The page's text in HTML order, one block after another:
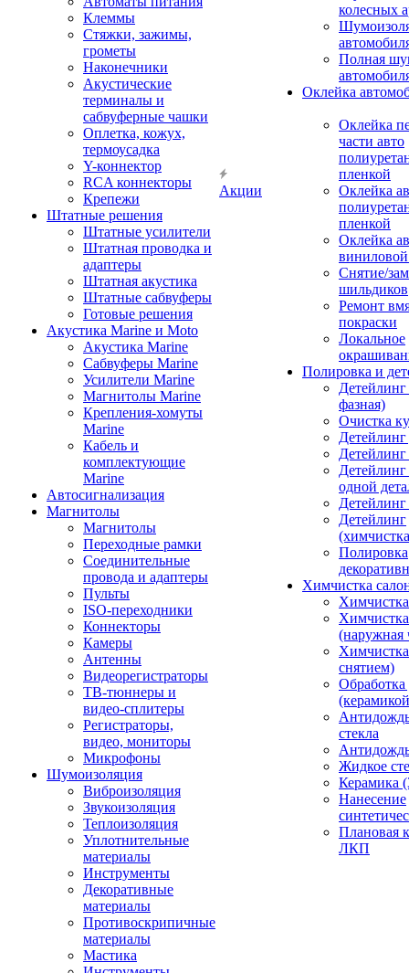
Клеммы
Стяжки, зажимы,
грометы
Наконечники
Акустические
терминалы и
сабвуферные чашки
Оплетка, кожух,
термоусадка
Y-коннектор
RCA коннекторы
Крепежи
Штатные решения
Штатные усилители
Штатная проводка и
адаптеры
Штатная акустика
Штатные сабвуферы
Готовые решения
Акустика Marine и Moto
Акустика Marine
Сабвуферы Marine
Усилители Marine
Магнитолы Marine
Крепления-хомуты
Marine
Кабель и
комплектующие
Marine
Автосигнализация
Магнитолы
Магнитолы
Переходные рамки
Соединительные
провода и адаптеры
Пульты
ISO-переходники
Коннекторы
Камеры
Антенны
Видеорегистраторы
ТВ-тюннеры и
видео-сплитеры
Регистраторы,
видео, мониторы
Микрофоны
Шумоизоляция
Виброизоляция
Звукоизоляция
Теплоизоляция
Уплотнительные
материалы
Инструменты
Декоративные
материалы
Противоскрипичные
материалы
Мастика
Акции
колесных
Полная
Оклейка
Оклейка
части авто
пленкой
Оклейка
пленкой
Оклейка
Снятие/
шильдиков
Ремонт
покраски
Локальное
Полировка и
фазная)
Очистка
Детейлинг
одной
Детейлинг
Полировка
Химчистка
(наружная
снятием)
Обработка
стекла
Жидкое
Керамика
Нанесение
Плановая
ЛКП